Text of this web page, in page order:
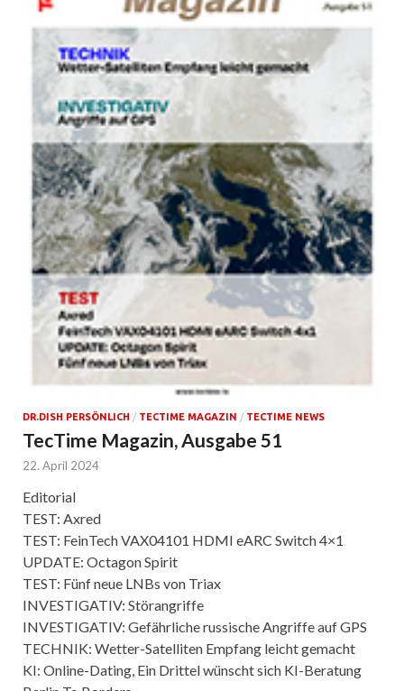
DR.DISH PERSÖNLICH / TECTIME MAGAZIN / TECTIME NEWS
TecTime Magazin, Ausgabe 51
22. April 2024
Editorial
TEST: Axred
TEST: FeinTech VAX04101 HDMI eARC Switch 4×1
UPDATE: Octagon Spirit
TEST: Fünf neue LNBs von Triax
INVESTIGATIV: Störangriffe
INVESTIGATIV: Gefährliche russische Angriffe auf GPS
TECHNIK: Wetter-Satelliten Empfang leicht gemacht
KI: Online-Dating, Ein Drittel wünscht sich KI-Beratung